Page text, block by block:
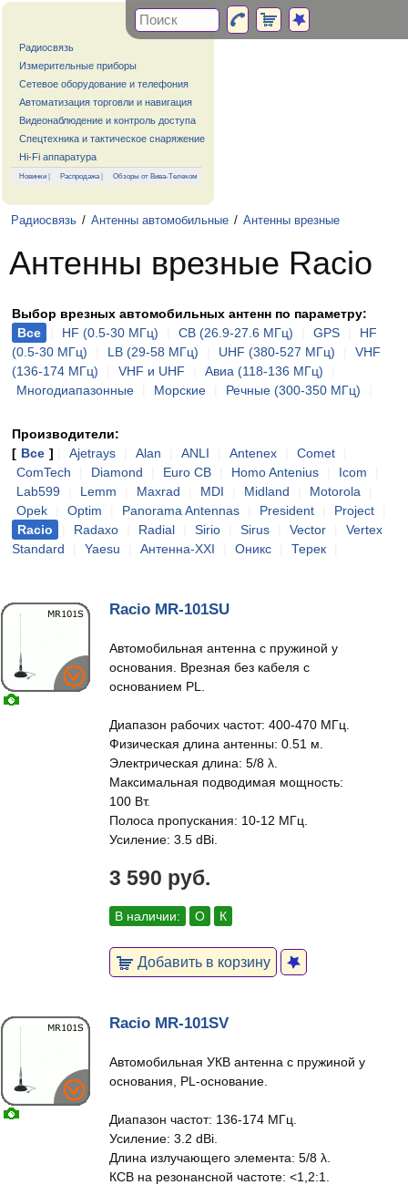
Радиосвязь
Измерительные приборы
Сетевое оборудование и телефония
Автоматизация торговли и навигация
Видеонаблюдение и контроль доступа
Спецтехника и тактическое снаряжение
Hi-Fi аппаратура
Новинки | Распродажа| Обзоры от Вива-Телеком
Радиосвязь / Антенны автомобильные / Антенны врезные
Антенны врезные Racio
Выбор врезных автомобильных антенн по параметру:
Все
HF (0.5-30 МГц) CB (26.9-27.6 МГц) GPS
HF
(0.5-30 МГц)
LB (29-58 МГц) UHF (380-527 МГц)
VHF
(136-174 МГц)
VHF и UHF Авиа (118-136 МГц)
Многодиапазонные
Морские Речные (300-350 МГц)
Производители:
[ Все ] Ajetrays Alan ANLI Antenex Comet
ComTech
Diamond Euro CB Homo Antenius Icom
Lab599
Lemm Maxrad MDI Midland Motorola
Opek
Optim Panorama Antennas President Project
Racio
Radaxo Radial Sirio Sirus Vector
Vertex
Standard
Yaesu Антенна-XXI Оникс Терек
Racio MR-101SU
Автомобильная антенна с пружиной у
основания. Врезная без кабеля с
основанием PL.
Диапазон рабочих частот: 400-470 МГц.
Физическая длина антенны: 0.51 м.
Электрическая длина: 5/8 λ.
Максимальная подводимая мощность:
100 Вт.
Полоса пропускания: 10-12 МГц.
Усиление: 3.5 dBi.
3 590 руб.
В наличии: О К
Добавить в корзину
Racio MR-101SV
Автомобильная УКВ антенна с пружиной у
основания, PL-основание.
Диапазон частот: 136-174 МГц.
Усиление: 3.2 dBi.
Длина излучающего элемента: 5/8 λ.
КСВ на резонансной частоте: <1,2:1.